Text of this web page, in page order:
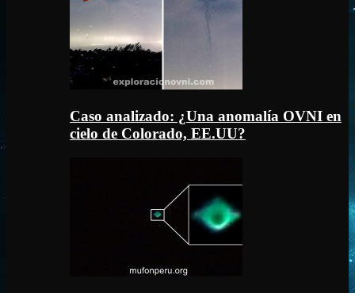
Caso analizado: ¿Una anomalía OVNI en
cielo de Colorado, EE.UU?